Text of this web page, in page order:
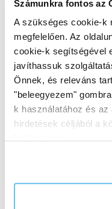
Számunkra fontos az
A szükséges cookie-k
megfelelően. Az
cookie-k segítségével
javíthassuk
Önnek, és releváns
"beleegyezem"
k használatához és
hirdetések céljából a
termék abszolút
meg akarjuk őrizni.
Nem azért járunk
járunk rajta, mert
Ismerje meg a BEWIT